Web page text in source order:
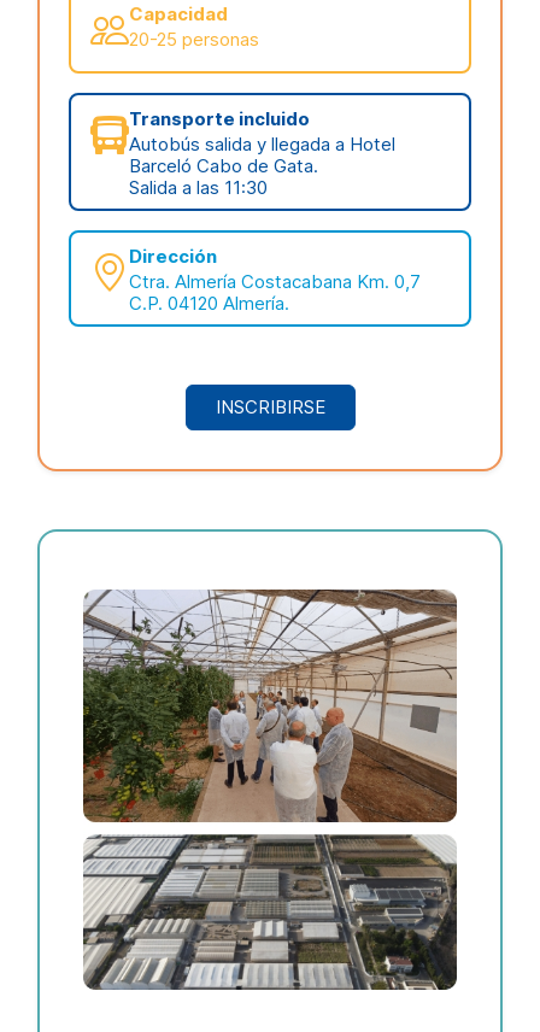
Capacidad
20-25 personas
Transporte incluido
Autobús salida y llegada a Hotel
Barceló Cabo de Gata.
Salida a las 11:30
Dirección
Ctra. Almería Costacabana Km. 0,7
C.P. 04120 Almería.
INSCRIBIRSE